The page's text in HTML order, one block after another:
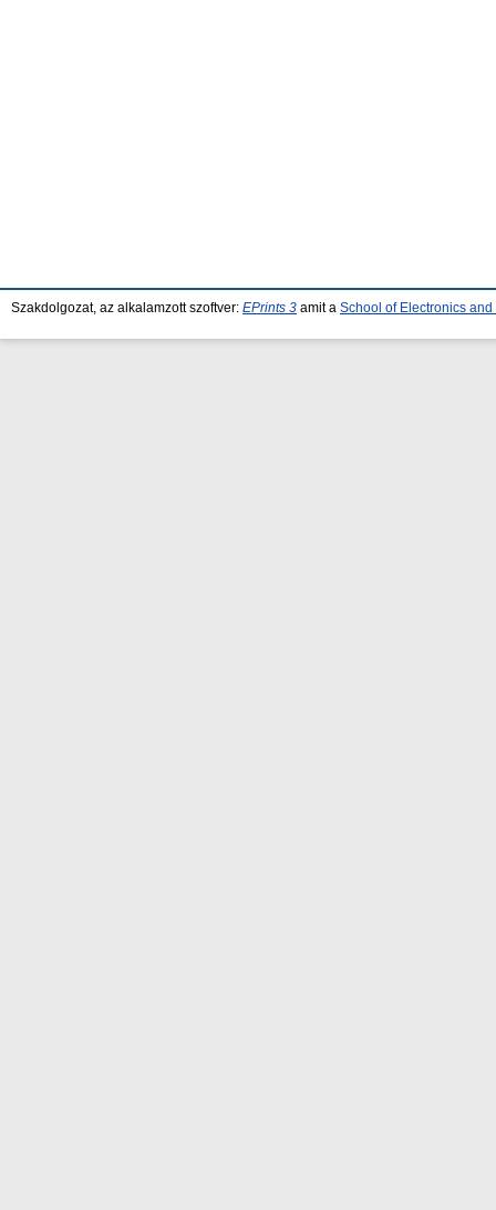
Szakdolgozat, az alkalamzott szoftver: EPrints 3 amit a School of Electronics